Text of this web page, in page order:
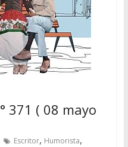
371 ( 08 mayo
Escritor, Humorista,